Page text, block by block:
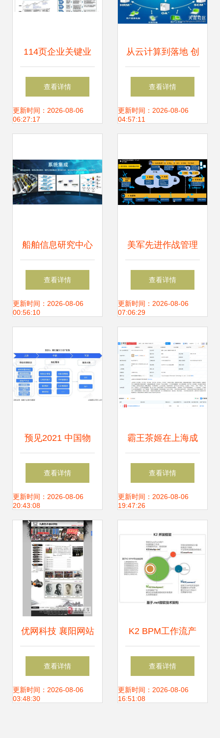
114页企业关键业
务流程 从战略规划
产品开发物料采购
查看详情
更新时间：2026-08-06
06:27:17
从云计算到落地 创
业者的信息系统集
成服务实战指南
查看详情
更新时间：2026-08-06
04:57:11
船舶信息研究中心
信息技术赋能 智能
制造与系统集成服
查看详情
更新时间：2026-08-06
00:56:10
美军先进作战管理
系统 (ABMS) 发展
概览
查看详情
更新时间：2026-08-06
07:06:29
预见2021 中国物
业服务产业全景图
谱——市场现状、
竞争格局与信息系
统集成服务新趋势
查看详情
更新时间：2026-08-06
20:43:08
霸王茶姬在上海成
立新公司，跨界布
局动漫游戏与IT服
查看详情
更新时间：2026-08-06
19:47:26
优网科技 襄阳网站
建设与信息系统集
成的领航者
查看详情
更新时间：2026-08-06
03:48:30
K2 BPM工作流产
品介绍 赋能信息系
统集成服务
查看详情
更新时间：2026-08-06
16:51:08